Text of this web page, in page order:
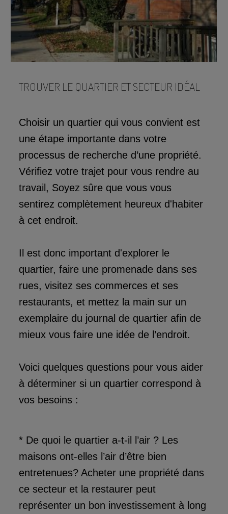
TROUVER LE QUARTIER ET SECTEUR IDÉAL
Choisir un quartier qui vous convient est
une étape importante dans votre
processus de recherche d’une propriété.
Vérifiez votre trajet pour vous rendre au
travail, Soyez sûre que vous vous
sentirez complètement heureux d'habiter
à cet endroit.
Il est donc important d'explorer le
quartier, faire une promenade dans ses
rues, visitez ses commerces et ses
restaurants, et mettez la main sur un
exemplaire du journal de quartier afin de
mieux vous faire une idée de l’endroit.
Voici quelques questions pour vous aider
à déterminer si un quartier correspond à
vos besoins :
* De quoi le quartier a-t-il l’air ? Les
maisons ont-elles l’air d’être bien
entretenues? Acheter une propriété dans
ce secteur et la restaurer peut
représenter un bon investissement à long